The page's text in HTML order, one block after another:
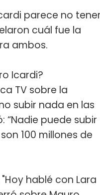
parece no
cuál fue la
ambos.
Icardi?
TV sobre la
subir nada en las
“Nadie puede subir
100 millones de
hablé con Lara